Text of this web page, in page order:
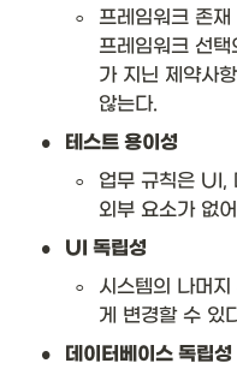
◦
프레임워크 존
프레임워크 선
가 지닌 제약사
않는다.
• 테스트 용이성
◦
업무 규칙은 UI,
외부 요소가 없
• UI 독립성
◦
시스템의 나머
게 변경할 수 있
• 데이터베이스 독립성